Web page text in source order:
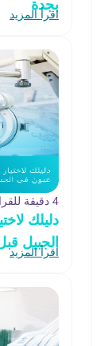
بجدة
اقرأ المزيد
4 دقيقة للقراءة
دليلك
الجبيل
اقرأ المزيد